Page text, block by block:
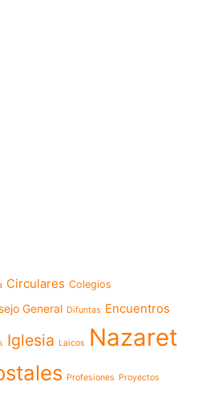
Circulares Colegios
General Difuntas Encuentros
Iglesia Laicos
Nazaret
Profesiones Proyectos